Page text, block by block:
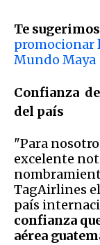
Te
promocionar
Mundo Maya
Confianza
del país
"Para
excelente
TagAirlines
país
confianza
aérea